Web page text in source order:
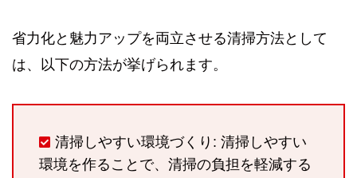
省力化と魅力アップを両立させる清掃方法として
は、以下の方法が挙げられます。
清掃しやすい環境づくり: 清掃しやすい
環境を作ることで、清掃の負担を軽減する